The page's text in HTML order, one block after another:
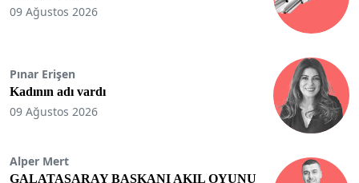
09 Ağustos 2026
Pınar Erişen
Kadının adı vardı
09 Ağustos 2026
Alper Mert
GALATASARAY BAŞKANI AKIL OYUNU